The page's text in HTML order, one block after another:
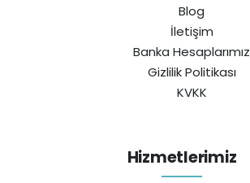
Blog
İletişim
Banka Hesaplarımız
Gizlilik Politikası
KVKK
Hizmetlerimiz